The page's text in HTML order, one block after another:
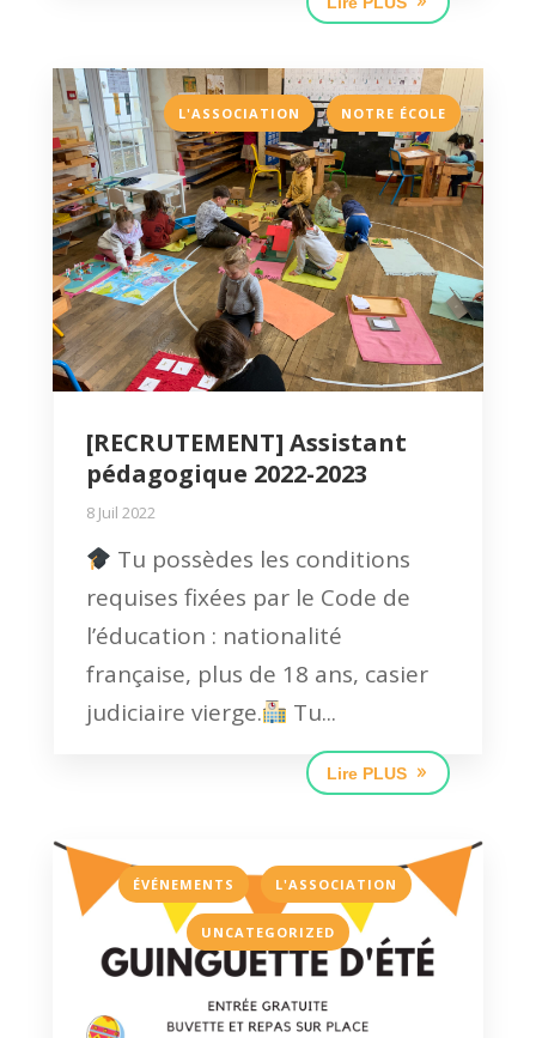
L'ASSOCIATION , NOTRE ÉCOLE
[RECRUTEMENT] Assistant
pédagogique 2022-2023
8 Juil 2022
Tu possèdes les conditions
requises fixées par le Code de
l’éducation : nationalité
française, plus de 18 ans, casier
judiciaire vierge.
Tu...
Lire PLUS
ÉVÉNEMENTS , L'ASSOCIATION ,
UNCATEGORIZED